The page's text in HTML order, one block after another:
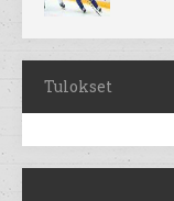
Tulokset